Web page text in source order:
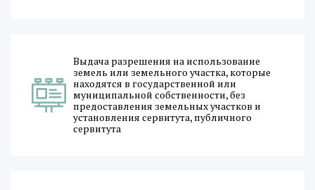
Выдача разрешения на использование
земель или земельного участка, которые
находятся в государственной или
муниципальной собственности, без
предоставления земельных участков и
установления сервитута, публичного
сервитута